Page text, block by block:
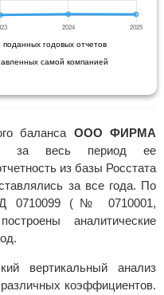
годовых отчетов
самой компанией
баланса ООО ФИРМА
за весь период ее
из базы Росстата
за все года. По
0710099 (№ 0710001,
аналитические
вертикальный анализ
коэффициентов.